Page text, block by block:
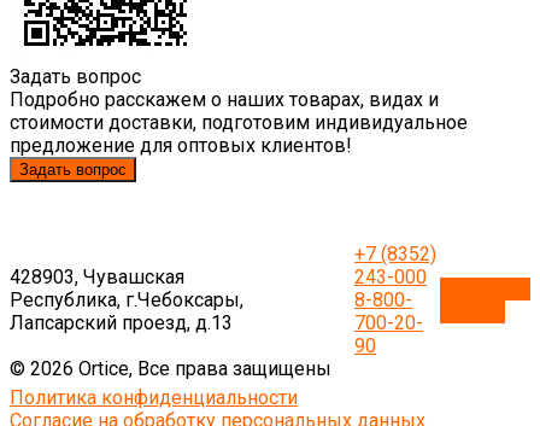
Задать вопрос
Подробно расскажем о наших товарах, видах и
стоимости доставки, подготовим индивидуальное
предложение для оптовых клиентов!
Задать вопрос
428903, Чувашская
Республика, г.Чебоксары,
Лапсарский проезд, д.13
+7 (8352)
243-000
8-800-
700-20-
90
© 2026 Ortice, Все права защищены
Политика конфиденциальности
Согласие на обработку персональных данных